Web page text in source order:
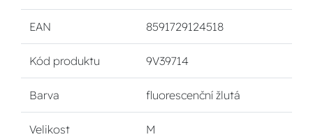
EAN 8591729124518
Kód produktu 9V39714
Barva fluorescenční žlutá
Velikost M